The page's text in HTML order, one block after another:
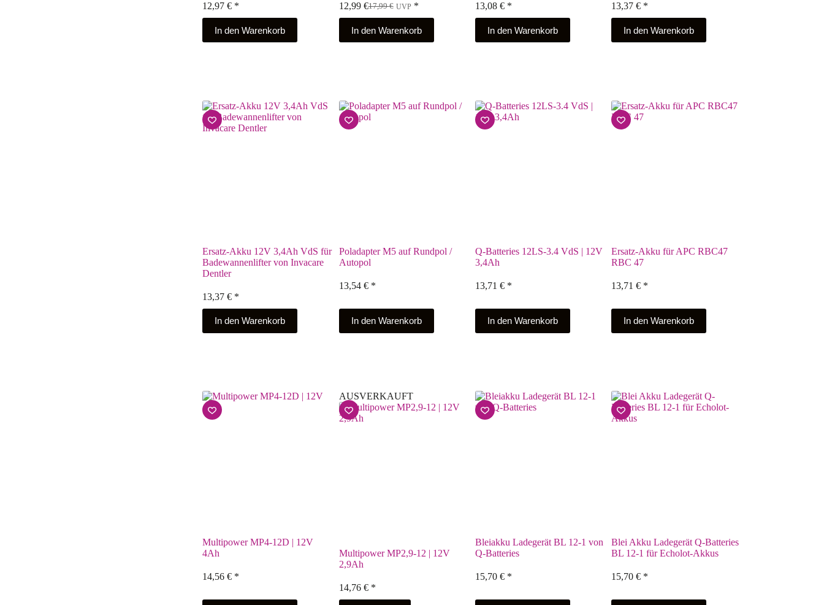
12,97€ *
In den Warenkorb
17,99€
12,99 € UVP *
In den Warenkorb
13,08 €*
In den Warenkorb
13,37€ *
In den Warenkorb
Ersatz-Akku 12V 3,4Ah VdS für
Badewannenlifter von Invacare
Dentler
13,37€ *
In den Warenkorb
Poladapter M5 auf Rundpol /
Autopol
13,54 €*
In den Warenkorb
Q-Batteries 12LS-3.4 VdS | 12V
3,4Ah
13,71 €*
In den Warenkorb
Ersatz-Akku für APC RBC47
RBC 47
13,71€ *
In den Warenkorb
Multipower MP4-12D | 12V
4Ah
14,56€ *
AUSVERKAUFT
Multipower MP2,9-12 | 12V
2,9Ah
14,76 €*
Bleiakku Ladegerät BL 12-1 von
Q-Batteries
15,70 €*
Blei Akku Ladegerät Q-Batteries
BL 12-1 für Echolot-Akkus
15,70€ *